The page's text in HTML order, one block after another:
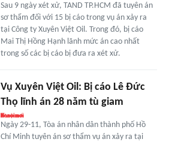
Sau 9 ngày xét xử, TAND TP.HCM đã tuyên án
sơ thẩm đối với 15 bị cáo trong vụ án xảy ra
tại Công ty Xuyên Việt Oil. Trong đó, bị cáo
Mai Thị Hồng Hạnh lãnh mức án cao nhất
trong số các bị cáo bị đưa ra xét xử.
Vụ Xuyên Việt Oil: Bị cáo Lê Đức
Thọ lĩnh án 28 năm tù giam
Ngày 29-11, Tòa án nhân dân thành phố Hồ
Chí Minh tuyên án sơ thẩm vụ án xảy ra tại